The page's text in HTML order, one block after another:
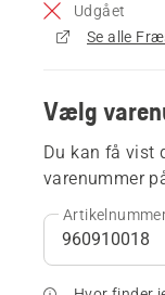
Udgået
Se alle
Vælg
Du kan få vist
varenummer